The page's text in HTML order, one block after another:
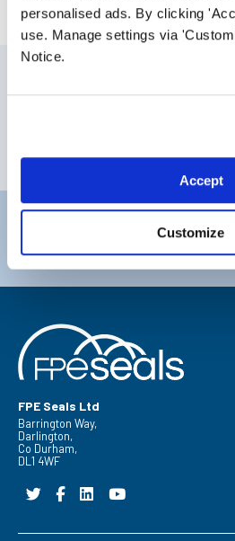
personalised ads. By clicking
use. Manage settings via
Notice.
Accept
Customize
MELD DEG PÅ VÅRT
Ikke glem å abonnere på vårt nyhetsbrev
+44 (0) 1325 282732
E-post:sales@fpeseals.com
FPE Seals Ltd
Barrington Way,
Darlington,
Co Durham,
DL1 4WF